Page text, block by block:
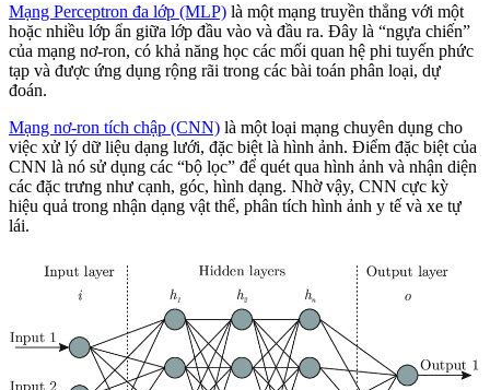
Mạng Perceptron đa lớp (MLP) là một mạng truyền thẳng với một
hoặc nhiều lớp ẩn giữa lớp đầu vào và đầu ra. Đây là “ngựa chiến”
của mạng nơ-ron, có khả năng học các mối quan hệ phi tuyến phức
tạp và được ứng dụng rộng rãi trong các bài toán phân loại, dự
đoán.
Mạng nơ-ron tích chập (CNN) là một loại mạng chuyên dụng cho
việc xử lý dữ liệu dạng lưới, đặc biệt là hình ảnh. Điểm đặc biệt của
CNN là nó sử dụng các “bộ lọc” để quét qua hình ảnh và nhận diện
các đặc trưng như cạnh, góc, hình dạng. Nhờ vậy, CNN cực kỳ
hiệu quả trong nhận dạng vật thể, phân tích hình ảnh y tế và xe tự
lái.